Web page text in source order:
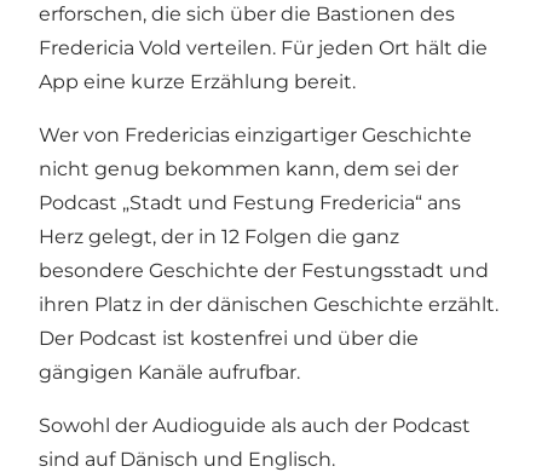
erforschen, die sich über die Bastionen des
Fredericia Vold verteilen. Für jeden Ort hält die
App eine kurze Erzählung bereit.
Wer von Fredericias einzigartiger Geschichte
nicht genug bekommen kann, dem sei der
Podcast „Stadt und Festung Fredericia“ ans
Herz gelegt, der in 12 Folgen die ganz
besondere Geschichte der Festungsstadt und
ihren Platz in der dänischen Geschichte erzählt.
Der Podcast ist kostenfrei und über die
gängigen Kanäle aufrufbar.
Sowohl der Audioguide als auch der Podcast
sind auf Dänisch und Englisch.